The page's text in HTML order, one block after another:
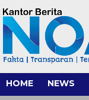
HOME NEWS